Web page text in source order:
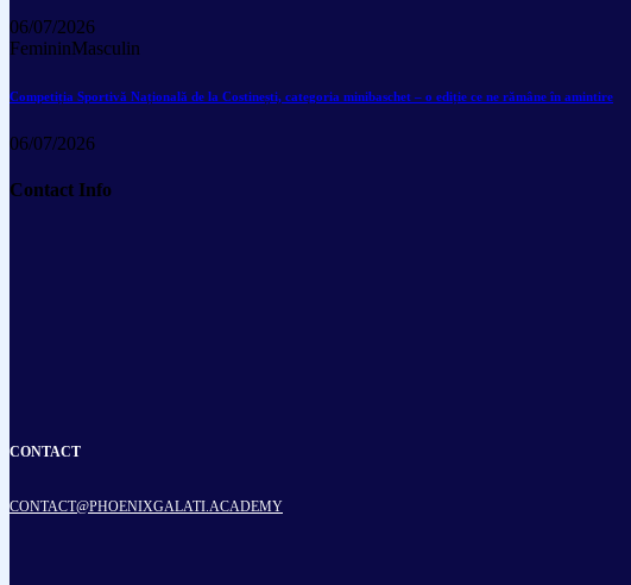
06/07/2026
FemininMasculin
Competiția Sportivă Națională de la Costinești, categoria minibaschet – o ediție ce ne rămâne în amintire
06/07/2026
Contact Info
CONTACT
CONTACT@PHOENIXGALATI.ACADEMY